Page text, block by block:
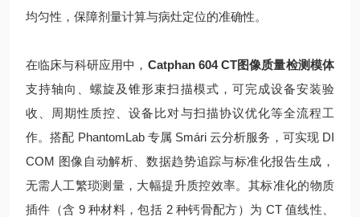
均匀性，保障剂量计算与病灶定位的准确性。
在临床与科研应用中， Catphan 604 CT图像质量检测模体
支持轴向、螺旋及锥形束扫描模式，可完成设备安装验
收、周期性质控、设备比对与扫描协议优化等全流程工
作。搭配 PhantomLab 专属 Smári 云分析服务，可实现 DI
COM 图像自动解析、数据趋势追踪与标准化报告生成，
无需人工繁琐测量，大幅提升质控效率。其标准化的物质
插件（含 9 种材料，包括 2 种钙骨配方）为 CT 值线性、